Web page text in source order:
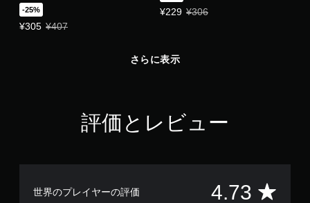
-25%
¥305
特別価格 ¥305 通常価格 ¥407
¥407
¥229
特別価格 ¥229 通常価格 ¥306
¥306
さらに表示
評価とレビュー
世界のプレイヤーの評価 4.73 評